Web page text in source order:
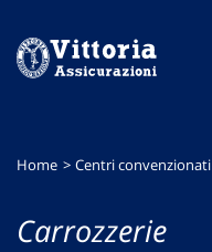
menu
contenuto
footer
Home Centri convenzionati
Carrozzerie